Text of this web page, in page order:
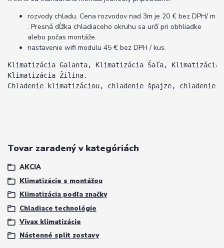
rozvody chladu. Cena rozvodov nad 3m je 20 € bez DPH/ m
. Presná dĺžka chladiaceho okruhu sa určí pri obhliadke
alebo počas montáže.
nastavenie wifi modulu 45 € bez DPH / kus.
Klimatizácia Galanta, Klimatizácia Šaľa, Klimatizácia
Klimatizácia Žilina.
Chladenie klimatizáciou, chladenie špajze, chladenie
Tovar zaradený v kategóriách
AKCIA
Klimatizácie s montážou
Klimatizácia podľa značky
Chladiace technológie
Vivax klimatizácie
Nástenné split zostavy